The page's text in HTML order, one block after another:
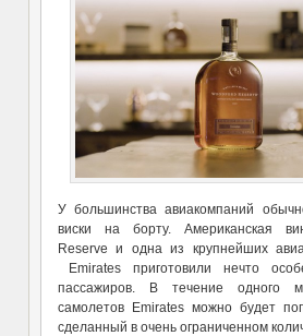
У большинства авиакомпаний
виски на борту. Американская
Reserve и одна из крупнейших
Emirates приготовили нечто
пассажиров. В течение одного
самолетов Emirates можно будет
сделанный в очень ограниченном